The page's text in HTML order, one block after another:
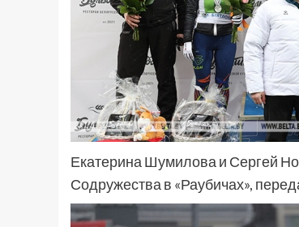
Екатерина Шумилова и Сергей
Содружества в «Раубичах»,